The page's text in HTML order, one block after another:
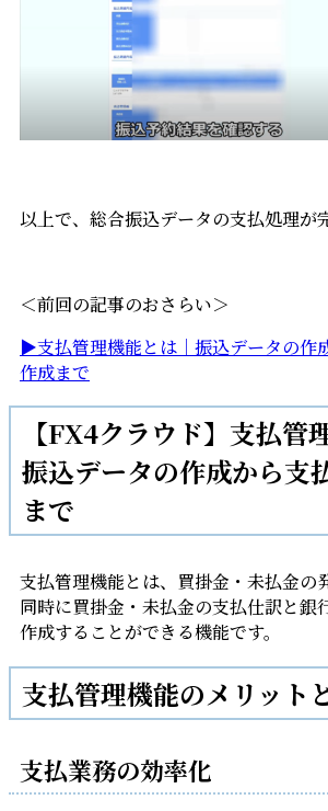
以上で、総合振込データの支払処理が
＜前回の記事のおさらい＞
▶支払管理機能とは｜振込データの作
作成まで
【FX4クラウド】支払管
振込データの作成から支
まで
支払管理機能とは、買掛金・未払金の
同時に買掛金・未払金の支払仕訳と銀
作成することができる機能です。
支払管理機能のメリット
支払業務の効率化